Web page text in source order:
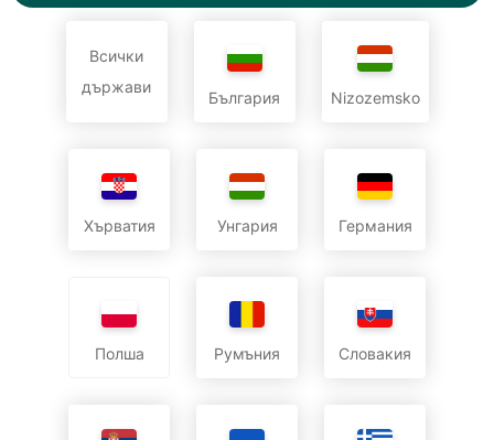
Всички
държави
България Nizozemsko
Хърватия Унгария Германия
Полша Румъния Словакия